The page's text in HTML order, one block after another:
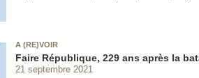
A (RE)VOIR
Faire République, 229 ans après la
21 septembre 2021